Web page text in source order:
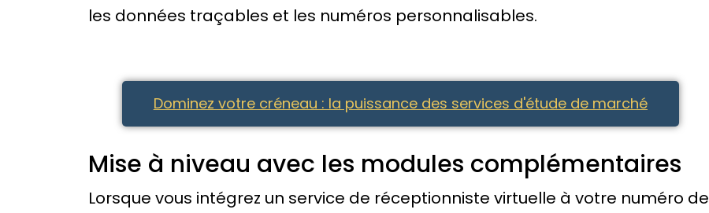
les données traçables et les numéros personnalisables.
Dominez votre créneau : la puissance des services d'étude de marché
Mise à niveau avec les modules complémentaires
Lorsque vous intégrez un service de réceptionniste virtuelle à votre numéro de